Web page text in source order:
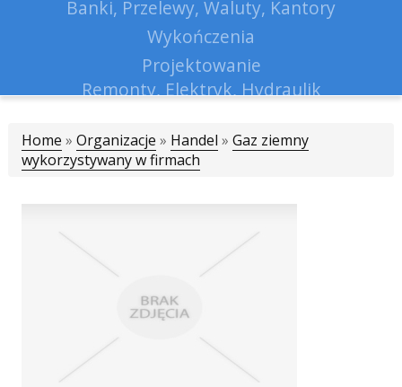
Banki, Przelewy, Waluty, Kantory
Wykończenia
Projektowanie
Remonty, Elektryk, Hydraulik
Lokum
Drzwi i Okna
Domy, Mieszkania
Nauczanie
Placówki Edukacyjne
Kursy Językowe
Konferencje, Sale Szkoleniowe
Kursy i Szkolenia
Home » Organizacje » Handel » Gaz ziemny
wykorzystywany w firmach